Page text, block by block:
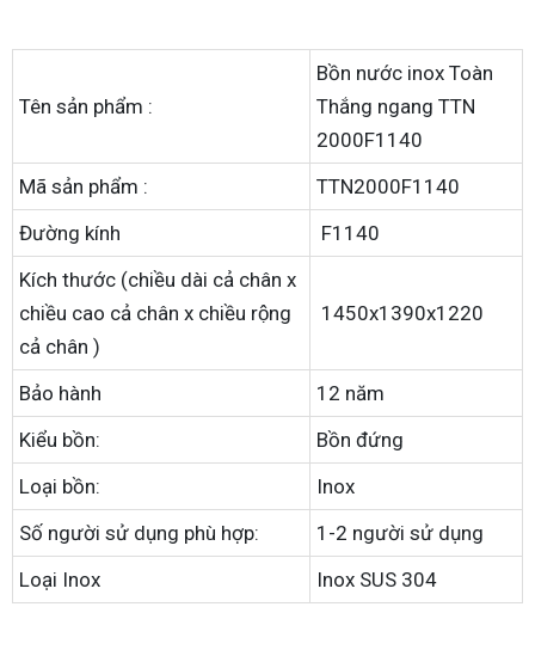
Tên sản phẩm :
Bồn nước inox Toàn
Thắng ngang TTN
2000F1140
Mã sản phẩm :
TTN2000F1140
Đường kính
F1140
Kích thước (chiều dài cả chân x
chiều cao cả chân x chiều rộng
cả chân )
1450x1390x1220
Bảo hành
12 năm
Kiểu bồn:
Bồn đứng
Loại bồn:
Inox
Số người sử dụng phù hợp:
1-2 người sử dụng
Loại Inox
Inox SUS 304